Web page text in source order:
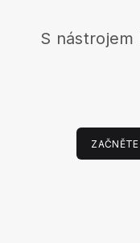
S nástrojem